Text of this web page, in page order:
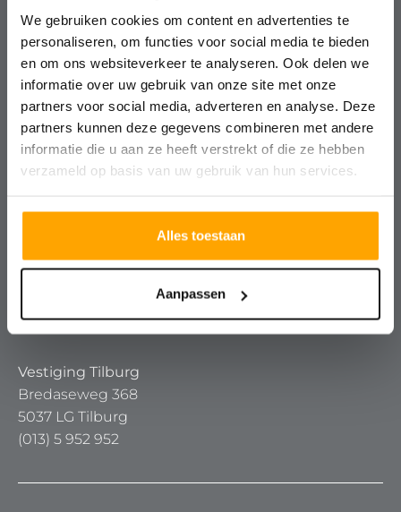
We gebruiken cookies om content en advertenties te
personaliseren, om functies voor social media te bieden
en om ons websiteverkeer te analyseren. Ook delen we
informatie over uw gebruik van onze site met onze
partners voor social media, adverteren en analyse. Deze
partners kunnen deze gegevens combineren met andere
informatie die u aan ze heeft verstrekt of die ze hebben
verzameld op basis van uw gebruik van hun services.
Alles toestaan
Aanpassen
Ontmoet ons team
Vestiging Breda
Keizerstraat 91 – 93
4811 HL Breda
Keiweg 24
4901 JA Oosterhout
(0162) 447 447
Vestiging Tilburg
Bredaseweg 368
5037 LG Tilburg
(013) 5 952 952